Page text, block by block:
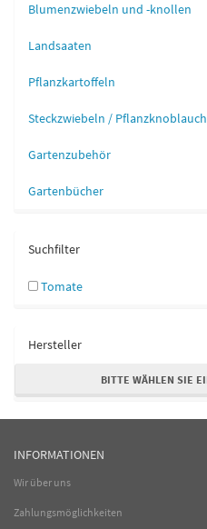
Blumenzwiebeln und -knollen
Landsaaten
Pflanzkartoffeln
Steckzwiebeln / Pflanzknoblauch
Gartenzubehör
Gartenbücher
Suchfilter
Tomate
Hersteller
BITTE WÄHLEN SIE
INFORMATIONEN
Wir über uns
Zahlungsmöglichkeiten